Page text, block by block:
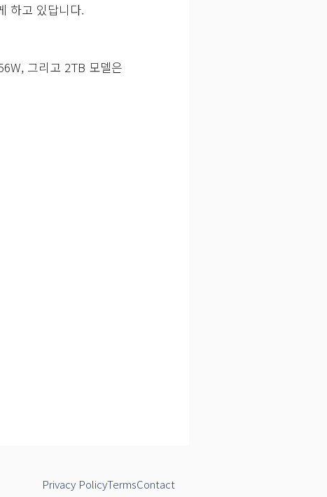
하고 있답니다.
그리고 2TB 모델은
Privacy PolicyTermsContact